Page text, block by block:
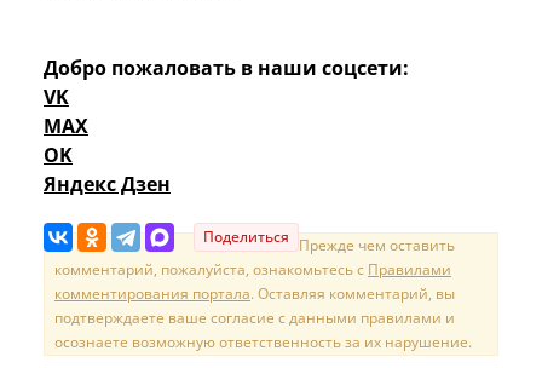
Добро пожаловать в наши соцсети:
VK
MAX
OK
Яндекс Дзен
Поделиться Прежде чем оставить
комментарий, пожалуйста, ознакомьтесь с Правилами
комментирования портала. Оставляя комментарий, вы
подтверждаете ваше согласие с данными правилами и
осознаете возможную ответственность за их нарушение.